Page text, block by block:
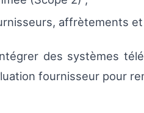
affrètements
des systèmes
fournisseur pour